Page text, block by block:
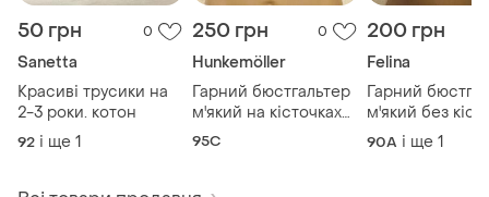
50 грн 0
Sanetta
Красиві трусики на
2-3 роки. котон
92 і ще 1
250 грн 0
Hunkemöller
Гарний бюстгальтер
м'який на кісточках
uk42с eur95с.
95C
200 грн
Felina
Гарний
м'який без
uк40a/b
90A і ще 1